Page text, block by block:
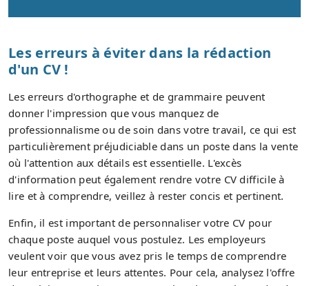
Les erreurs à éviter dans la rédaction
d'un CV !
Les erreurs d'orthographe et de grammaire peuvent
donner l'impression que vous manquez de
professionnalisme ou de soin dans votre travail, ce qui est
particulièrement préjudiciable dans un poste dans la vente
où l'attention aux détails est essentielle. L'excès
d'information peut également rendre votre CV difficile à
lire et à comprendre, veillez à rester concis et pertinent.
Enfin, il est important de personnaliser votre CV pour
chaque poste auquel vous postulez. Les employeurs
veulent voir que vous avez pris le temps de comprendre
leur entreprise et leurs attentes. Pour cela, analysez l'offre